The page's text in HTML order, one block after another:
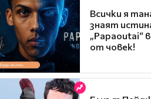
Всички я
знаят
„Papaoutai“
от човек!